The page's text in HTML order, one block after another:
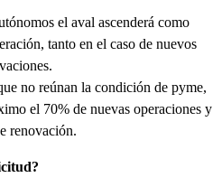
el aval ascenderá como
tanto en el caso de nuevos
no reúnan la condición de pyme,
el 70% de nuevas operaciones y
renovación.